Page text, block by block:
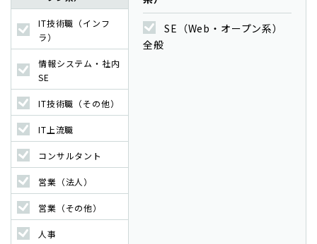
IT技術職（インフ
ラ）
情報システム・社内
SE
IT技術職（その他）
IT上流職
コンサルタント
営業（法人）
営業（その他）
人事
SE（Web・オープン系）
全般